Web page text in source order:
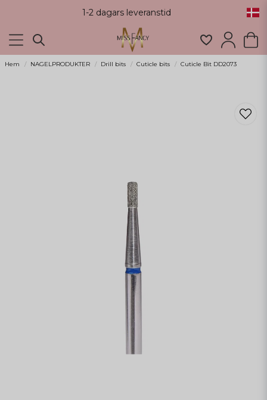
1-2 dagars leveranstid
Hem NAGELPRODUKTER Drill bits Cuticle bits Cuticle Bit DD2073